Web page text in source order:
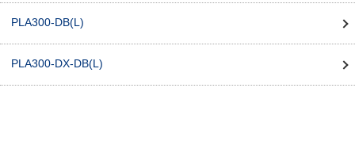
PLA300-DB(L)
PLA300-DX-DB(L)